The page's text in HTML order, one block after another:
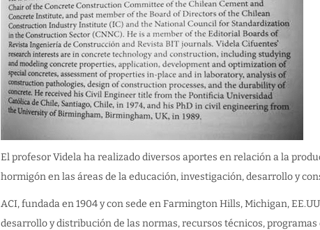
El profesor Videla ha realizado diversos aportes en relación a la
hormigón en las áreas de la educación, investigación, desarrollo y
ACI, fundada en 1904 y con sede en Farmington Hills, Michigan,
desarrollo y distribución de las normas, recursos técnicos,